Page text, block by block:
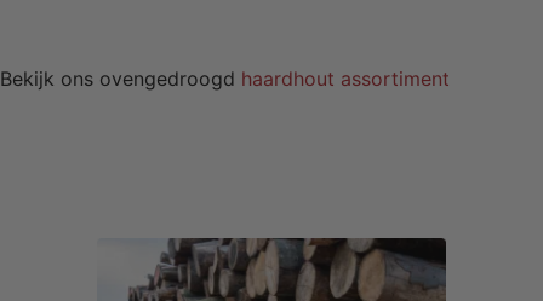
Bekijk ons ovengedroogd haardhout assortiment